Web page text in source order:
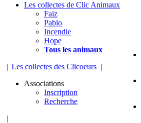
Les collectes de Clic Animaux
Faiz
Pablo
Incendie
Hope
Tous les animaux
| Les collectes des Clicoeurs |
Associations
Inscription
Recherche
|